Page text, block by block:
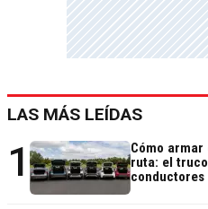
LAS MÁS LEÍDAS
1
Cómo
ruta: el
conductores